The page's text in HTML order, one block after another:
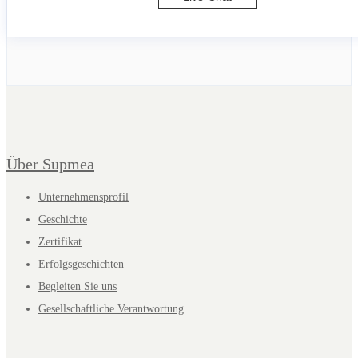
Über Supmea
Unternehmensprofil
Geschichte
Zertifikat
Erfolgsgeschichten
Begleiten Sie uns
Gesellschaftliche Verantwortung